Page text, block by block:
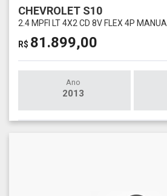
CHEVROLET S10
2.4 MPFI LT 4X2 CD 8V FLEX 4P MANUAL
R$ 81.899,00
Ano
2013